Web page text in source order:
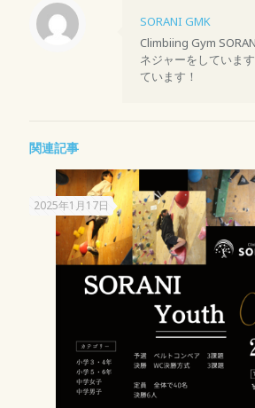
SORANI GMK
Climbiing Gym
ネジャーをしていま
ています！
関連記事
2025年1月17日